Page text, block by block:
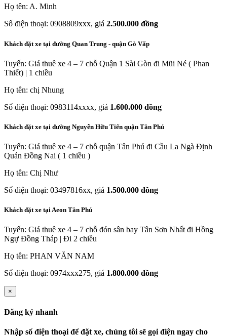
Họ tên: A. Minh
Số điện thoại: 0908809xxx, giá 2.500.000 đồng
Khách đặt xe tại đường Quan Trung - quận Gò Vấp
Tuyến: Giá thuê xe 4 – 7 chỗ Quận 1 Sài Gòn đi Mũi Né ( Phan
Thiết) | 1 chiều
Họ tên: chị Nhung
Số điện thoại: 0983114xxxx, giá 1.600.000 đồng
Khách đặt xe tại đường Nguyễn Hữu Tiến quận Tân Phú
Tuyến: Giá thuê xe 4 – 7 chỗ quận Tân Phú đi Cầu La Ngà Định
Quán Đồng Nai ( 1 chiều )
Họ tên: Chị Như
Số điện thoại: 03497816xx, giá 1.500.000 đồng
Khách đặt xe tại Aeon Tân Phú
Tuyến: Giá thuê xe 4 – 7 chỗ đón sân bay Tân Sơn Nhất đi Hồng
Ngự Đồng Tháp | Đi 2 chiều
Họ tên: PHAN VĂN NAM
Số điện thoại: 0974xxx275, giá 1.800.000 đồng
×
Đăng ký nhanh
Nhập số điện thoại để đặt xe, chúng tôi sẽ gọi điện ngay cho